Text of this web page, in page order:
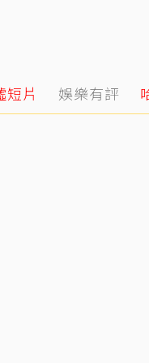
短片 娛樂有評